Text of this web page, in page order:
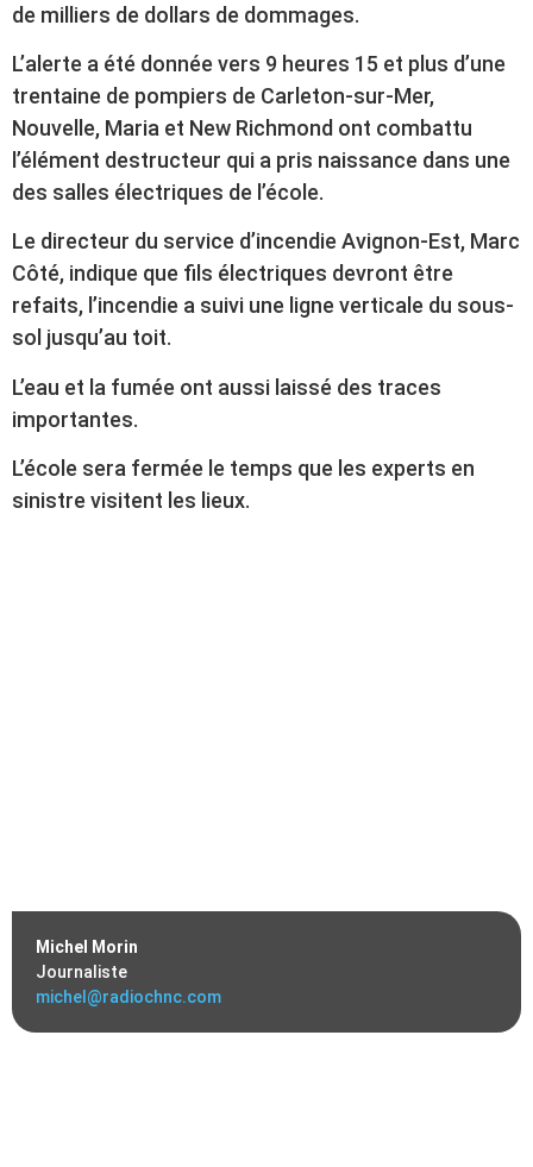
Michel Morin
Journaliste
michel@radiochnc.com
de milliers de dollars de dommages.
L’alerte a été donnée vers 9 heures 15 et plus d’une
trentaine de pompiers de Carleton-sur-Mer,
Nouvelle, Maria et New Richmond ont combattu
l’élément destructeur qui a pris naissance dans une
des salles électriques de l’école.
Le directeur du service d’incendie Avignon-Est, Marc
Côté, indique que fils électriques devront être
refaits, l’incendie a suivi une ligne verticale du sous-
sol jusqu’au toit.
L’eau et la fumée ont aussi laissé des traces
importantes.
L’école sera fermée le temps que les experts en
sinistre visitent les lieux.